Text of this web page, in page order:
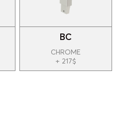
BC
CHROME
+ 217$